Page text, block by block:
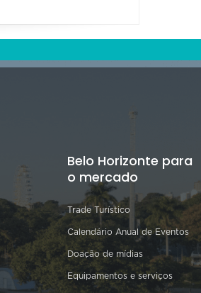
Belo Horizonte para
o mercado
Trade Turístico
Calendário Anual de Eventos
Doação de mídias
Equipamentos e serviços